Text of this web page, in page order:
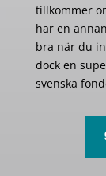
tillkommer
har en
bra när du
dock en
svenska